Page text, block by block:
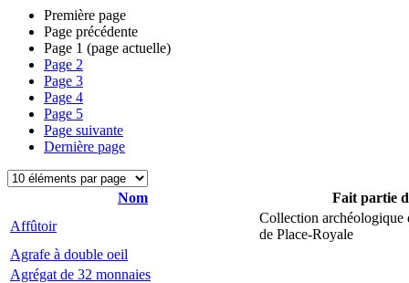
Première page
Page précédente
Page 1 (page actuelle)
Page 2
Page 3
Page 4
Page 5
Page suivante
Dernière page
Nom
Fait partie
Affûtoir
Collection archéologique
de Place-Royale
Agrafe à double oeil
Agrégat de 32 monnaies